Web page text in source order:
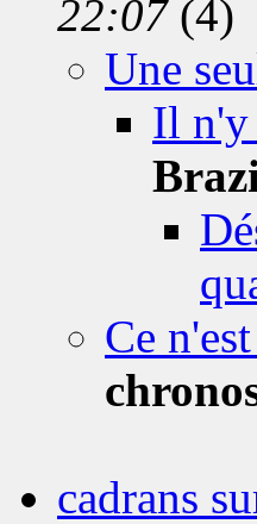
22:07(4)
Une
Il n'y
Ce
cadrans